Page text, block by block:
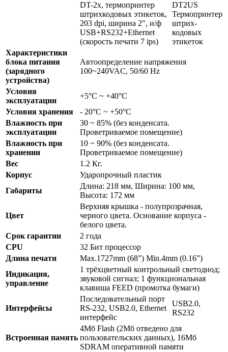
DT-2х, термопринтер
штрихкодовых этикеток,
203 dpi, ширина 2", и/ф
USB+RS232+Ethernet
(скорость печати 7 ips)
DT2US
Термопринтер
штрих-
кодовых
этикеток
Характеристики
блока питания
(зарядного
устройства)
Автоопределение напряжения
100~240VAC, 50/60 Hz
Условия
эксплуатации
+5°C ~ +40°C
Условия хранения
- 20°C ~ +50°C
Влажность при
эксплуатации
30 ~ 85% (без конденсата.
Проветриваемое помещение)
Влажность при
хранении
10 ~ 90% (без конденсата.
Проветриваемое помещение)
Вес
1.2 Кг.
Корпус
Ударопрочный пластик
Габариты
Длина: 218 мм, Ширина: 100 мм,
Высота: 172 мм
Цвет
Верхняя крышка - полупрозрачная,
черного цвета. Основание корпуса -
белого цвета.
Срок гарантии
2 года
CPU
32 Бит процессор
Длина печати
Max.1727mm (68”) Min.4mm (0.16”)
Индикация,
управление
1 трёхцветный контрольный светодиод;
звуковой сигнал; 1 функциональная
клавиша FEED (промотка бумаги)
Интерфейсы
Последовательный порт
RS-232, USB2.0, Ethernet
интерфейс
USB2.0,
RS232
Встроенная память
4Мб Flash (2Мб отведено для
пользовательских данных), 16Мб
SDRAM оперативной памяти